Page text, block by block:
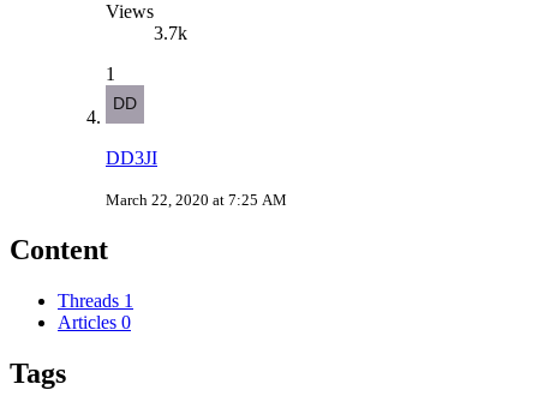
Views
3.7k
1
DD3JI
March 22, 2020 at 7:25 AM
Content
Threads 1
Articles 0
Tags